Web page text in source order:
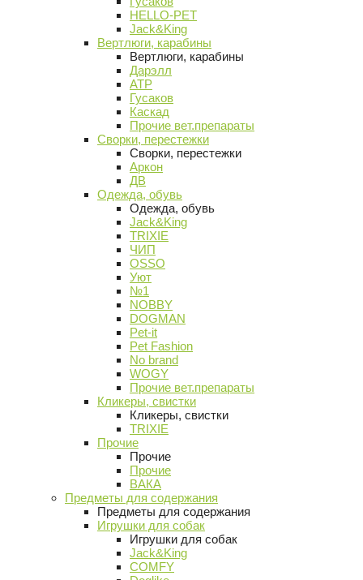
HELLO-PET
Jack&King
Вертлюги, карабины
Вертлюги, карабины
Дарэлл
АТР
Гусаков
Каскад
Прочие вет.препараты
Сворки, перестежки
Сворки, перестежки
Аркон
ДВ
Одежда, обувь
Одежда, обувь
Jack&King
TRIXIE
ЧИП
OSSO
Уют
№1
NOBBY
DOGMAN
Pet-it
Pet Fashion
No brand
WOGY
Прочие вет.препараты
Кликеры, свистки
Кликеры, свистки
TRIXIE
Прочие
Прочие
Прочие
ВАКА
Предметы для содержания
Предметы для содержания
Игрушки для собак
Игрушки для собак
Jack&King
COMFY